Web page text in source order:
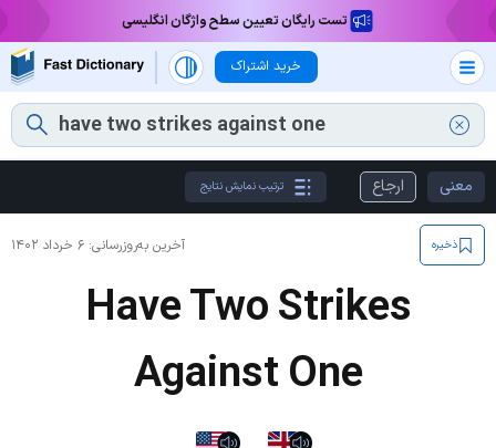
تست رایگان تعیین سطح واژگان انگلیسی
خرید اشتراک
معنی ارجاع ترتیب نمایش نتایج
آخرین به‌روزرسانی: ۶ خرداد ۱۴۰۲ ذخیره
Have Two Strikes
Against One